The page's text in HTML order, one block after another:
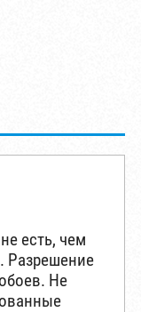
есть, чем
Разрешение
Не